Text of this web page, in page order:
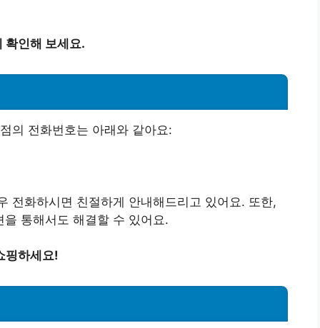
확인해 보세요.
의 전화번호는 아래와 같아요:
전화하시면 친절하게 안내해드리고 있어요. 또한,
통해서도 해결할 수 있어요.
핑하세요!